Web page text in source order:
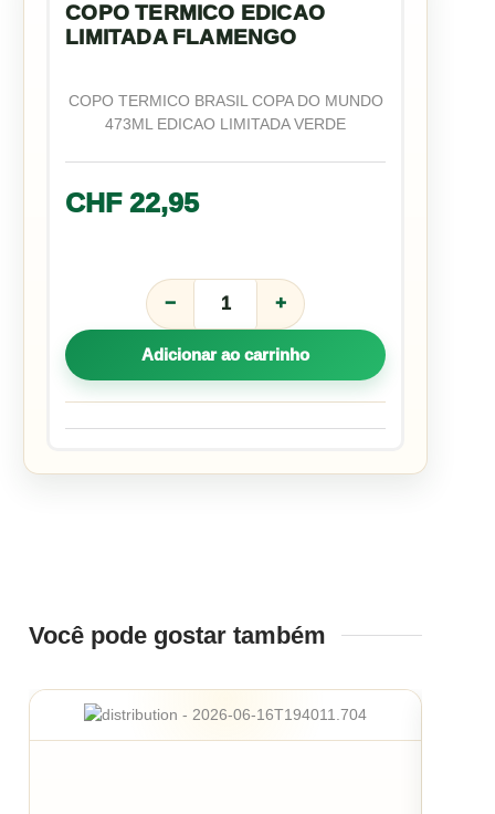
COPO TERMICO EDICAO
LIMITADA FLAMENGO
COPO TERMICO BRASIL COPA DO MUNDO
473ML EDICAO LIMITADA VERDE
CHF22,95
− +
Adicionar ao carrinho
Você pode gostar também